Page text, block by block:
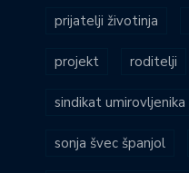
prijatelji životinja
projekt roditelji
sindikat
sonja švec španjol